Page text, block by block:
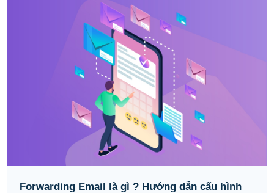
Forwarding Email là gì ? Hướng dẫn cấu hình